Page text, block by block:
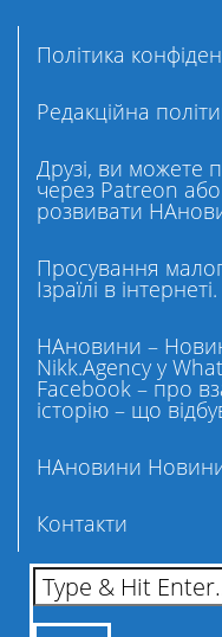
Політика
Редакційна
Друзі, ви можете
через Patreon
розвивати
Просування
Ізраїлі в
НАновини –
Nikk.Agency у
Facebook – про
історію – що
НАновини Новини
Контакти